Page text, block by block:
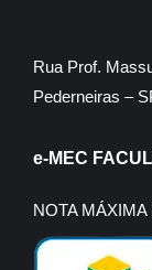
Rua Prof.
Pederneiras –
e-MEC
NOTA MÁXIMA